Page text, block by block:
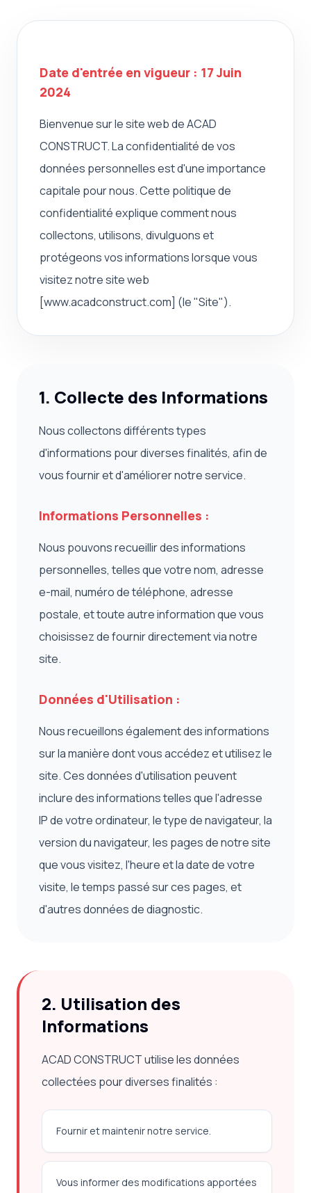
Date d'entrée en vigueur : 17 Juin
2024
Bienvenue sur le site web de ACAD
CONSTRUCT. La confidentialité de vos
données personnelles est d'une importance
capitale pour nous. Cette politique de
confidentialité explique comment nous
collectons, utilisons, divulguons et
protégeons vos informations lorsque vous
visitez notre site web
[www.acadconstruct.com] (le "Site").
1. Collecte des Informations
Nous collectons différents types
d'informations pour diverses finalités, afin de
vous fournir et d'améliorer notre service.
Informations Personnelles :
Nous pouvons recueillir des informations
personnelles, telles que votre nom, adresse
e-mail, numéro de téléphone, adresse
postale, et toute autre information que vous
choisissez de fournir directement via notre
site.
Données d'Utilisation :
Nous recueillons également des informations
sur la manière dont vous accédez et utilisez le
site. Ces données d'utilisation peuvent
inclure des informations telles que l'adresse
IP de votre ordinateur, le type de navigateur, la
version du navigateur, les pages de notre site
que vous visitez, l'heure et la date de votre
visite, le temps passé sur ces pages, et
d'autres données de diagnostic.
2. Utilisation des
Informations
ACAD CONSTRUCT utilise les données
collectées pour diverses finalités :
Fournir et maintenir notre service.
Vous informer des modifications apportées